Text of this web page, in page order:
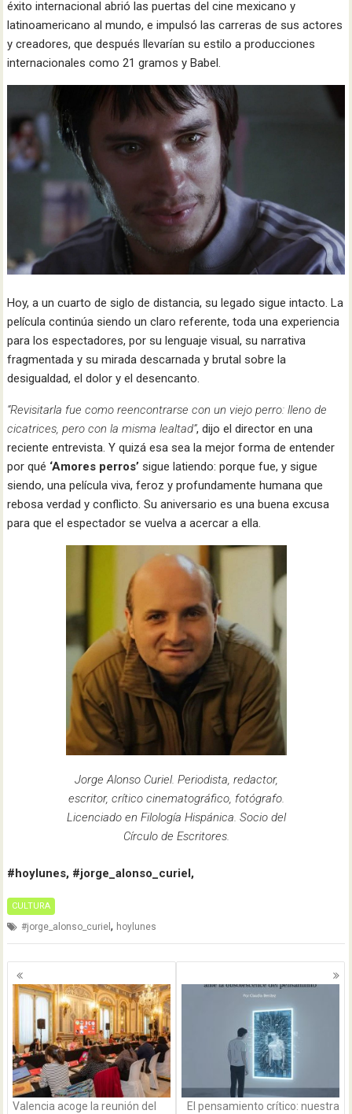
éxito internacional abrió las puertas del cine mexicano y
latinoamericano al mundo, e impulsó las carreras de sus actores
y creadores, que después llevarían su estilo a producciones
internacionales como 21 gramos y Babel.
Hoy, a un cuarto de siglo de distancia, su legado sigue intacto. La
película continúa siendo un claro referente, toda una experiencia
para los espectadores, por su lenguaje visual, su narrativa
fragmentada y su mirada descarnada y brutal sobre la
desigualdad, el dolor y el desencanto.
“Revisitarla fue como reencontrarse con un viejo perro: lleno de
cicatrices, pero con la misma lealtad”, dijo el director en una
reciente entrevista. Y quizá esa sea la mejor forma de entender
por qué ‘Amores perros’ sigue latiendo: porque fue, y sigue
siendo, una película viva, feroz y profundamente humana que
rebosa verdad y conflicto. Su aniversario es una buena excusa
para que el espectador se vuelva a acercar a ella.
Jorge Alonso Curiel. Periodista, redactor,
escritor, crítico cinematográfico, fotógrafo.
Licenciado en Filología Hispánica. Socio del
Círculo de Escritores.
#hoylunes, #jorge_alonso_curiel,
CULTURA
#jorge_alonso_curiel, hoylunes
Navegación
de
entradas
Valencia acoge la reunión del
El pensamiento crítico: nuestra